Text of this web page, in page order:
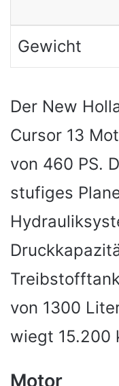
Gewicht
Der New
Cursor 13
von 460 PS.
stufiges
von 1300
wiegt 15.200
Motor